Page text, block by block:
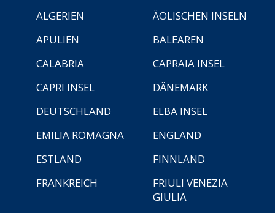
ALGERIEN
ÄOLISCHEN INSELN
APULIEN
BALEAREN
CALABRIA
CAPRAIA INSEL
CAPRI INSEL
DÄNEMARK
DEUTSCHLAND
ELBA INSEL
EMILIA ROMAGNA
ENGLAND
ESTLAND
FINNLAND
FRANKREICH
FRIULI VENEZIA
GIULIA